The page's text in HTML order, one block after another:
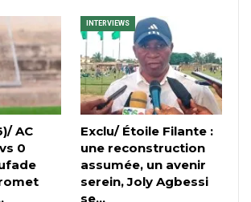
AC
0
INTERVIEWS
Exclu/ Étoile Filante :
une reconstruction
assumée, un avenir
serein, Joly Agbessi
se…